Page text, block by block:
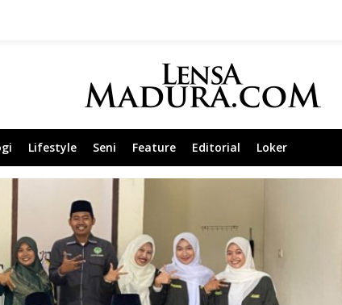
Lifestyle Seni Feature Editorial Loker